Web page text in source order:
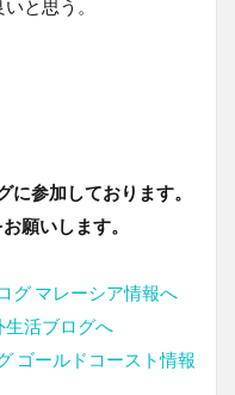
と思う。
に参加しております。
願いします。